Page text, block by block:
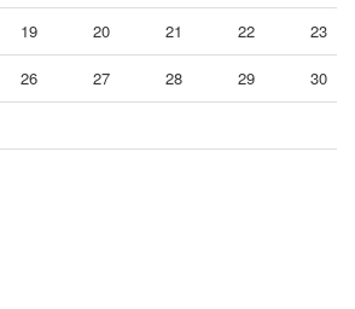
19 20 21 22 23
26 27 28 29 30